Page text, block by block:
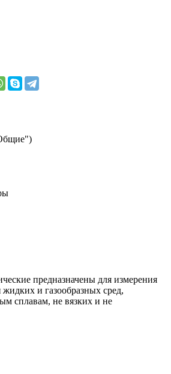
предназначены для измерения
и газообразных сред,
сплавам, не вязких и не